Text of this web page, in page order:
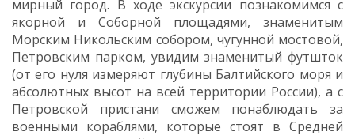
мирный город. В ходе экскурсии познакомимся с
якорной и Соборной площадями, знаменитым
Морским Никольским собором, чугунной мостовой,
Петровским парком, увидим знаменитый футшток
(от его нуля измеряют глубины Балтийского моря и
абсолютных высот на всей территории России), а с
Петровской пристани сможем понаблюдать за
военными кораблями, которые стоят в Средней